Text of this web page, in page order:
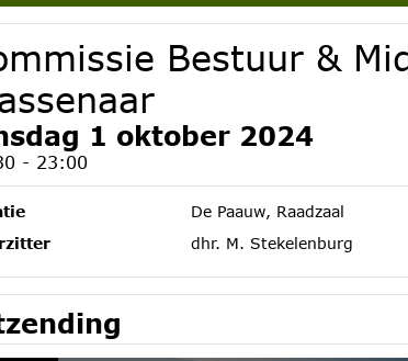
Bestuur &
1 oktober 2024
- 23:00
De Paauw, Raadzaal
dhr. M. Stekelenburg